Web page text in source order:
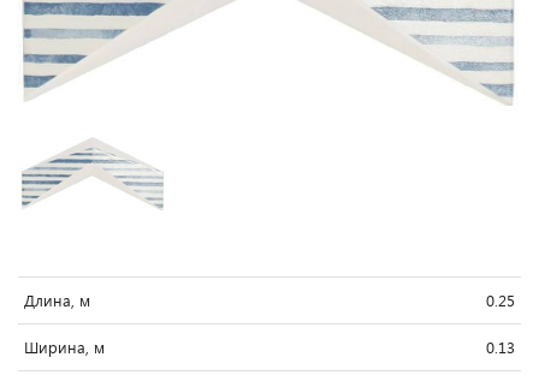
Длина, м 0.25
Ширина, м 0.13